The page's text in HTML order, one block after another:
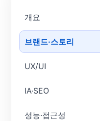
개요
브랜드·스토리
UX/UI
IA·SEO
성능·접근성